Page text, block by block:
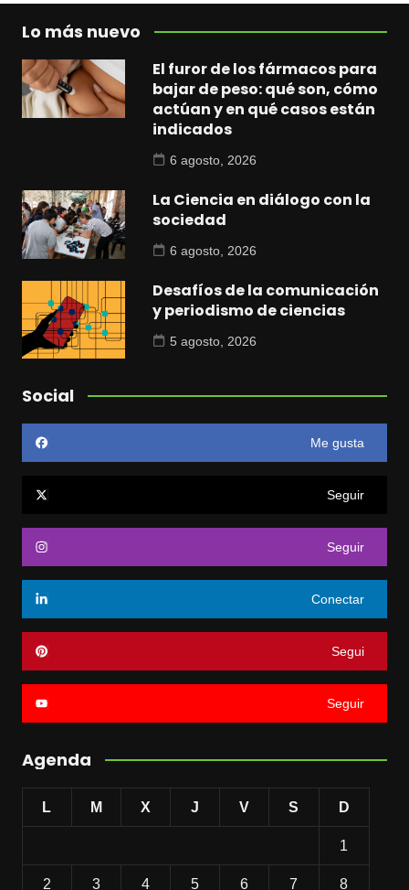
Lo más nuevo
El furor de los fármacos para
bajar de peso: qué son, cómo
actúan y en qué casos están
indicados
6 agosto, 2026
La Ciencia en diálogo con la
sociedad
6 agosto, 2026
Desafíos de la comunicación
y periodismo de ciencias
5 agosto, 2026
Social
Me gusta
Seguir
Seguir
Conectar
Segui
Seguir
Agenda
L M X J V S D
1
2 3 4 5 6 7 8